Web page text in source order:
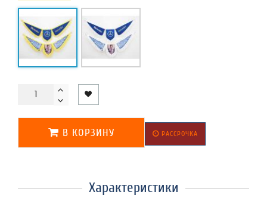
В КОРЗИНУ РАССРОЧКА
Характеристики